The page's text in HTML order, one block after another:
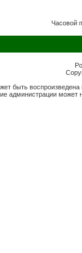
Часовой
быть
администрации может